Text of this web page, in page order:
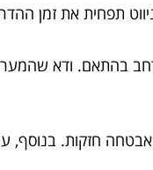
תפחית את זמן
בהתאם. ודא
חזקות. בנוסף,